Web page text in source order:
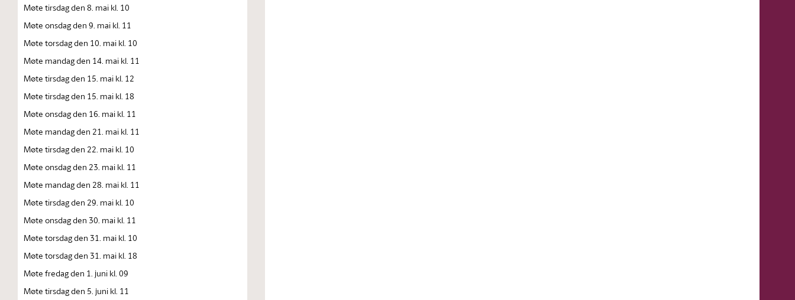
Møte tirsdag den 8. mai kl. 10
Møte onsdag den 9. mai kl. 11
Møte torsdag den 10. mai kl. 10
Møte mandag den 14. mai kl. 11
Møte tirsdag den 15. mai kl. 12
Møte tirsdag den 15. mai kl. 18
Møte onsdag den 16. mai kl. 11
Møte mandag den 21. mai kl. 11
Møte tirsdag den 22. mai kl. 10
Møte onsdag den 23. mai kl. 11
Møte mandag den 28. mai kl. 11
Møte tirsdag den 29. mai kl. 10
Møte onsdag den 30. mai kl. 11
Møte torsdag den 31. mai kl. 10
Møte torsdag den 31. mai kl. 18
Møte fredag den 1. juni kl. 09
Møte tirsdag den 5. juni kl. 11